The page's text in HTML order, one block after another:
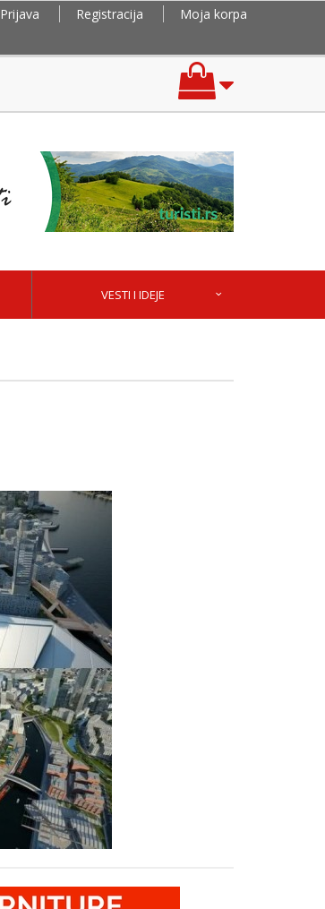
Prijava Registracija
Moja korpa
VESTI I IDEJE